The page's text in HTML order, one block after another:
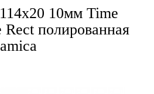
10мм Time
полированная